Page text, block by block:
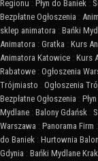
Regionu : Płyn do Baniek :
Bezpłatne Ogłoszenia :
sklep animatora : Bańki
Animatora : Gratka : Kurs
Animatora Katowice : Kurs
Rabatowe : Ogłoszenia
Trójmiasto : Ogłoszenia
Bezpłatne Ogłoszenia :
Mydlane : Balony Gdańsk :
Warszawa : Panorama Firm :
do Baniek : Hurtownia
Gdynia : Bańki Mydlane